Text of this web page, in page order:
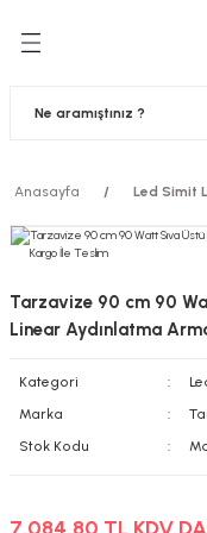
Anasayfa Led Simit
Tarzavize 90 cm 90
Linear Aydınlatma
Kategori
Marka
Stok Kodu
7.084,80 TL KDV